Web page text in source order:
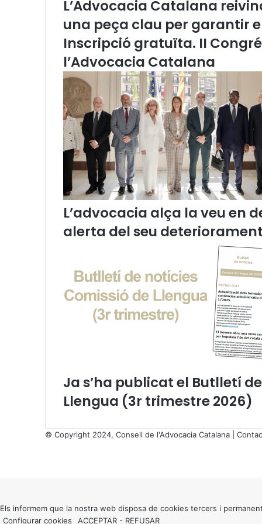
a
m
n
t
o
i
t
a
c
i
ó
?
"
L’Advocacia Catalana
una peça clau per garantir
Inscripció gratuïta. II
l’Advocacia Catalana
L’advocacia alça la veu en
alerta del seu
Ja s’ha publicat el Butlletí
Llengua (3r trimestre 2026)
© Copyright 2024, Consell de l'Advocacia Catalana |
button
Els informem que la nostra web disposa de cookies tercers i
Configurar cookies
ACCEPTAR - REFUSAR